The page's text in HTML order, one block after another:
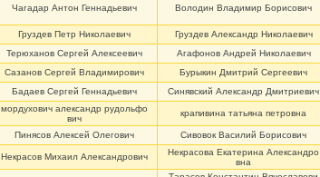
Чагадар Антон Геннадьевич Володин Владимир Борисович
Груздев Петр Николаевич Груздев Александр Николаевич
Терюханов Сергей Алексеевич Агафонов Андрей Николаевич
Сазанов Сергей Владимирович Бурыкин Дмитрий Сергеевич
Бадаев Сергей Геннадьевич Синявский Александр Дмитриевич
мордухович александр рудольфо
вич
крапивина татьяна петровна
Пинясов Алексей Олегович Сивовок Василий Борисович
Некрасов Михаил Александрович
Некрасова Екатерина Александро
вна